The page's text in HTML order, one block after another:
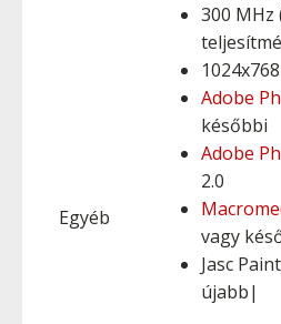
Egyéb
300 MHz
Adobe
későbbi
Adobe
2.0
vagy
Jasc
újabb|